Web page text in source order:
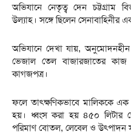
অভিযানে নেতৃত্ব দেন চট্টগ্রাম
উল্যাহ। সঙ্গে ছিলেন সেনাবাহিনীর
অভিযানে দেখা যায়,
ভেজাল তেল বাজারজাতের
কাগজপত্র।
ফলে তাৎক্ষণিকভাবে মালিককে এক
হয়। ধ্বংস করা হয় ৪৫০ লিটার
পরিমাণ বোতল, লেবেল ও উৎপাদন